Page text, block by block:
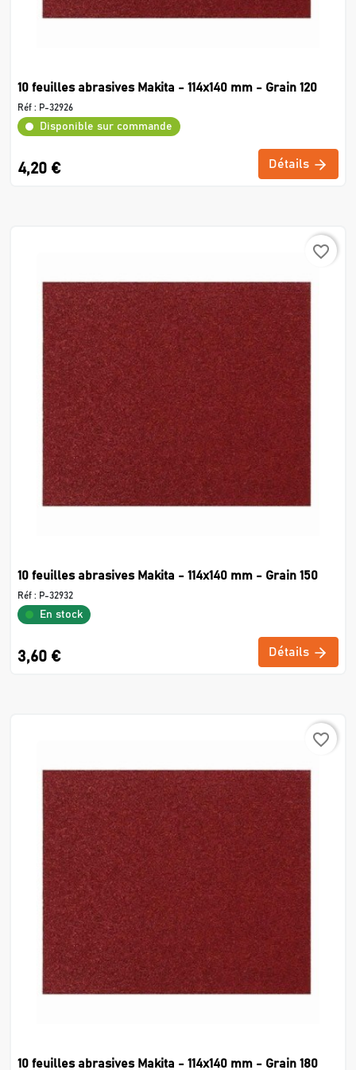
10 feuilles abrasives Makita - 114x140 mm - Grain 120
Réf : P-32926
Disponible sur commande
4,20 € Détails
favorite_border
10 feuilles abrasives Makita - 114x140 mm - Grain 150
Réf : P-32932
En stock
3,60 € Détails
favorite_border
10 feuilles abrasives Makita - 114x140 mm - Grain 180